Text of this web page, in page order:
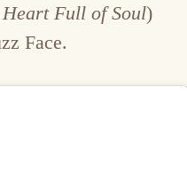
Heart Full of Soul)
Face.